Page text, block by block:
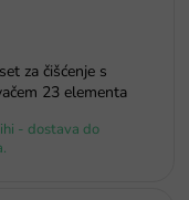
za čišćenje s
23 elementa
- dostava do